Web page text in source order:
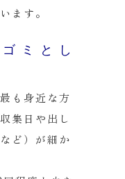
ます。
ミとし
も身近な方
集日や出し
ど）が細か